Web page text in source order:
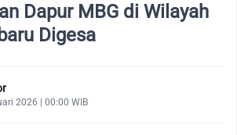
Dapur MBG di Wilayah
Digesa
2026 | 00:00 WIB